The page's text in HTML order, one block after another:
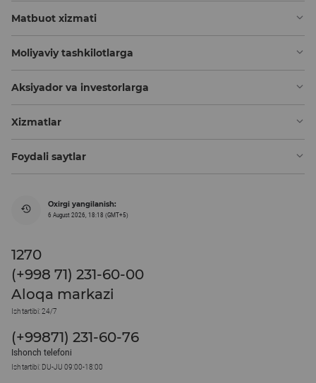
Matbuot xizmati
Moliyaviy tashkilotlarga
Aksiyador va investorlarga
Xizmatlar
Foydali saytlar
Oxirgi yangilanish:
6 August 2026, 18:18 (GMT+5)
1270
(+998 71) 231-60-00
Aloqa markazi
Ish tartibi: 24/7
(+99871) 231-60-76
Ishonch telefoni
Ish tartibi: DU-JU 09:00-18:00